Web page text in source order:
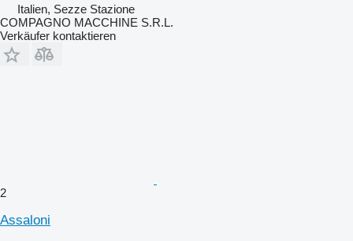
Italien, Sezze Stazione
COMPAGNO MACCHINE S.R.L.
Verkäufer kontaktieren
2
Assaloni